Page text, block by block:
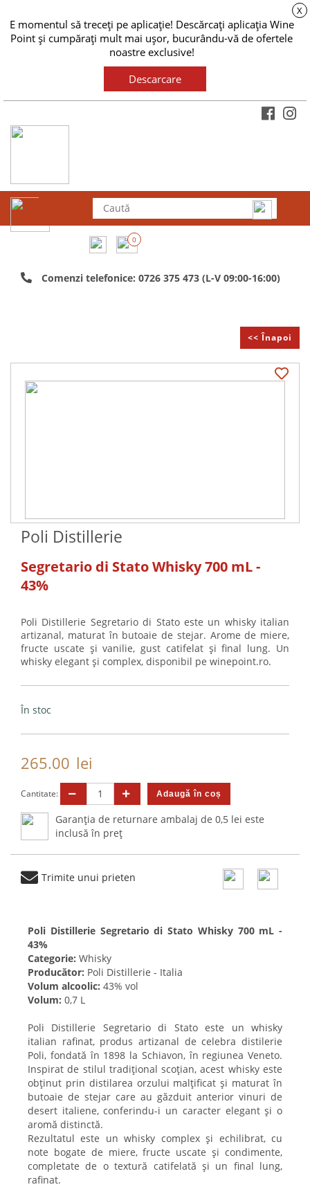
E momentul să treceți pe aplicație! Descărcați aplicația Wine
Point și cumpărați mult mai ușor, bucurându-vă de ofertele
noastre exclusive!
X
Descarcare
0
Comenzi telefonice: 0726 375 473 (L-V 09:00-16:00)
<< Înapoi
Poli Distillerie
Segretario di Stato Whisky 700 mL -
43%
Poli Distillerie Segretario di Stato este un whisky italian
artizanal, maturat în butoaie de stejar. Arome de miere,
fructe uscate și vanilie, gust catifelat și final lung. Un
whisky elegant și complex, disponibil pe winepoint.ro.
În stoc
265.00 lei
Cantitate:
Garanția de returnare ambalaj de 0,5 lei este
inclusă în preț
Trimite unui prieten
Poli Distillerie Segretario di Stato Whisky 700 mL -
43%
Categorie: Whisky
Producător: Poli Distillerie - Italia
Volum alcoolic: 43% vol
Volum: 0,7 L
Poli Distillerie Segretario di Stato este un whisky
italian rafinat, produs artizanal de celebra distilerie
Poli, fondată în 1898 la Schiavon, în regiunea Veneto.
Inspirat de stilul tradițional scoțian, acest whisky este
obținut prin distilarea orzului malțificat și maturat în
butoaie de stejar care au găzduit anterior vinuri de
desert italiene, conferindu-i un caracter elegant și o
aromă distinctă.
Rezultatul este un whisky complex și echilibrat, cu
note bogate de miere, fructe uscate și condimente,
completate de o textură catifelată și un final lung,
rafinat.